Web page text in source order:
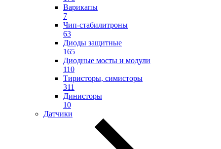
Варикапы
7
Чип-стабилитроны
63
Диоды защитные
165
Диодные мосты и модули
110
Тиристоры, симисторы
311
Динисторы
10
Датчики